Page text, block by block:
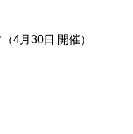
4月30日 開催）